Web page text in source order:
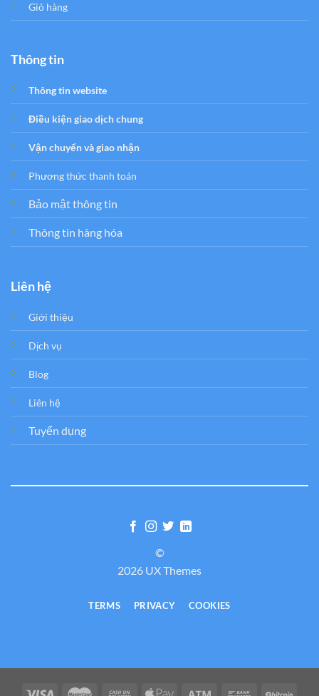
Giỏ hàng
Thông tin
Thông tin website
Điều kiện giao dịch chung
Vận chuyển và giao nhận
Phương thức thanh toán
Bảo mật thông tin
Thông tin hàng hóa
Liên hệ
Giới thiệu
Dịch vụ
Blog
Liên hệ
Tuyển dụng
©
2026 UX Themes
TERMS PRIVACY COOKIES